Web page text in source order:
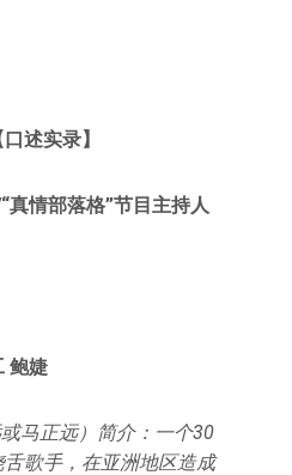
述实录】
真情部落格”节目主持人
鲍婕
马正远）简介：一个30
歌手，在亚洲地区造成